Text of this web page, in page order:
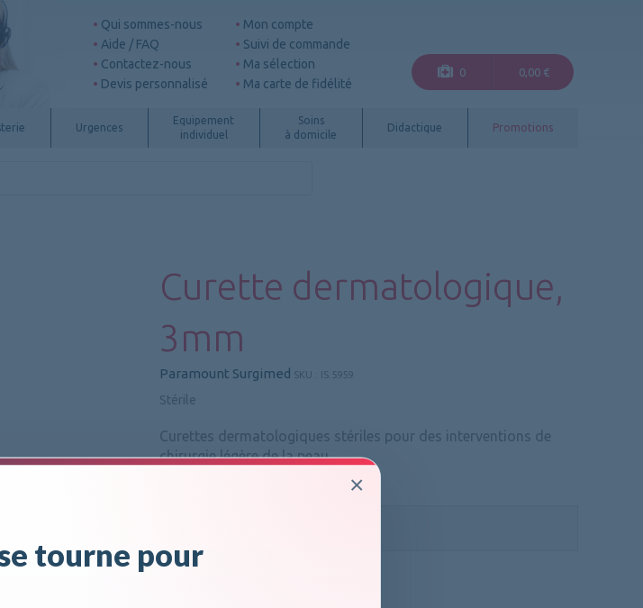
×
tourne pour
Qui sommes-nous
Aide / FAQ
Contactez-nous
Devis personnalisé
Mon compte
Suivi de commande
Ma sélection
Ma carte de fidélité
0 0,00 €
Urgences
Equipement
individuel
Soins
à domicile
Didactique Promotions
Curette dermatologique,
3mm
Paramount Surgimed SKU : IS.5959
Stérile
Curettes dermatologiques stériles pour des interventions de
chirurgie légère de la peau
Pour plus d'informations, cliquer ici